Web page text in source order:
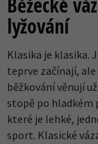
lyžování
Klasika je klasika.
teprve začínají,
běžkování věnují
stopě po hladkém
které je lehké,
sport. Klasické